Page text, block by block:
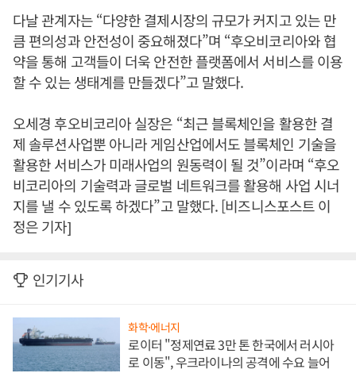
다날 관계자는 “다양한 결제시장의 규모가 커지고 있는 만
큼 편의성과 안전성이 중요해졌다”며 “후오비코리아와 협
약을 통해 고객들이 더욱 안전한 플랫폼에서 서비스를 이용
할 수 있는 생태계를 만들겠다”고 말했다.
오세경 후오비코리아 실장은 “최근 블록체인을 활용한 결
제 솔루션사업뿐 아니라 게임산업에서도 블록체인 기술을
활용한 서비스가 미래사업의 원동력이 될 것”이라며 “후오
비코리아의 기술력과 글로벌 네트워크를 활용해 사업 시너
지를 낼 수 있도록 하겠다”고 말했다. [비즈니스포스트 이
정은 기자]
인기기사
화학·에너지
로이터 "정제연료 3만 톤 한국에서 러시아
로 이동", 우크라이나의 공격에 수요 늘어